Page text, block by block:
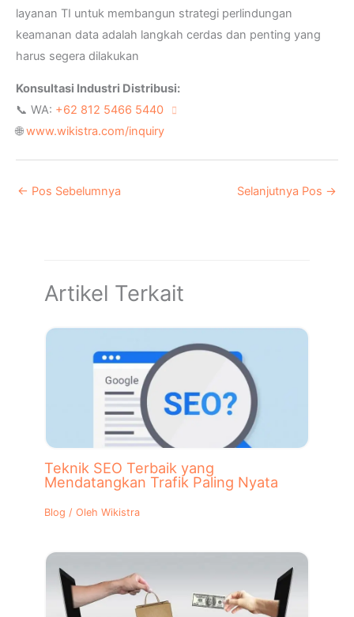
layanan TI untuk membangun strategi perlindungan
keamanan data adalah langkah cerdas dan penting yang
harus segera dilakukan
Konsultasi Industri Distribusi:
📞 WA: +62 812 5466 5440
🌐www.wikistra.com/inquiry
← Pos Sebelumnya Selanjutnya Pos →
Artikel Terkait
Teknik SEO Terbaik yang
Mendatangkan Trafik Paling Nyata
Blog / OlehWikistra